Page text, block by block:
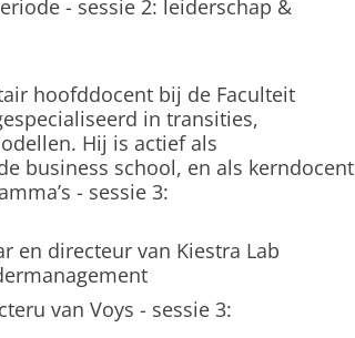
- sessie 2: leiderschap &
hoofddocent bij de Faculteit
in transities,
Hij is actief als
business school, en als kerndocent
- sessie 3:
en directeur van Kiestra Lab
van Voys - sessie 3: